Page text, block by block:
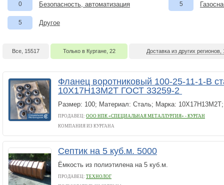
0 Безопасность, автоматизация 5
5 Другое
Все, 15517 Только в Кургане, 22 Доставка из других регионов,
Фланец воротниковый 100-25-11-1-B
10Х17Н13М2Т ГОСТ 33259-2
Размер: 100; Материал: Сталь; Марка:
ПРОДАВЕЦ: ООО НПК «СПЕЦИАЛЬНАЯ МЕТАЛЛУРГИЯ» - КУРГАН
КОМПАНИЯ ИЗ КУРГАНА
Септик на 5 куб.м. 5000
Ёмкость из полиэтилена на 5 куб.м.
ПРОДАВЕЦ: ТЕХНОЛОГ